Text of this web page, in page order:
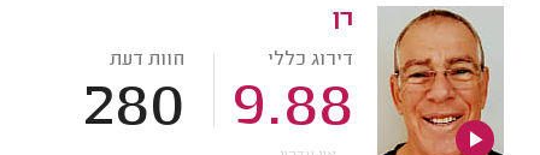
רן
דירוג כללי
9.88
חוות דעת
280